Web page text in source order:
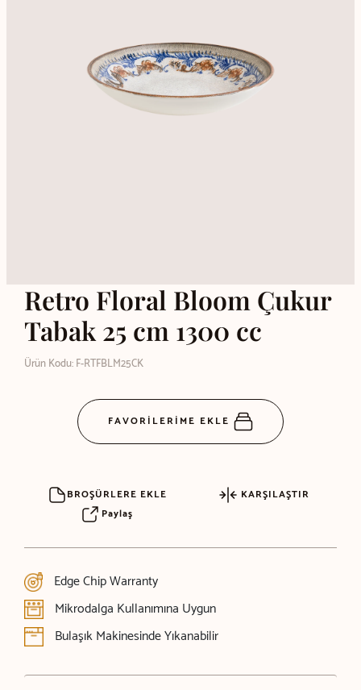
Retro Floral Bloom Çukur
Tabak 25 cm 1300 cc
Ürün Kodu: F-RTFBLM25CK
FAVORİLERİME EKLE
BROŞÜRLERE EKLE
KARŞILAŞTIR
Paylaş
Edge Chip Warranty
Mikrodalga Kullanımına Uygun
Bulaşık Makinesinde Yıkanabilir